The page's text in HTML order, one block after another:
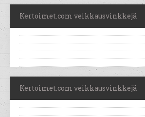
Kertoimet.com veikkausvinkkejä
Kertoimet.com veikkausvinkkejä